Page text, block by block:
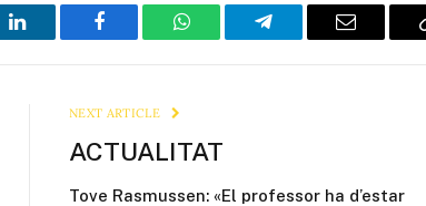
LinkedIn Facebook WhatsAppTelegram Email
NEXT ARTICLE
ACTUALITAT
Tove Rasmussen: «El professor ha d’estar